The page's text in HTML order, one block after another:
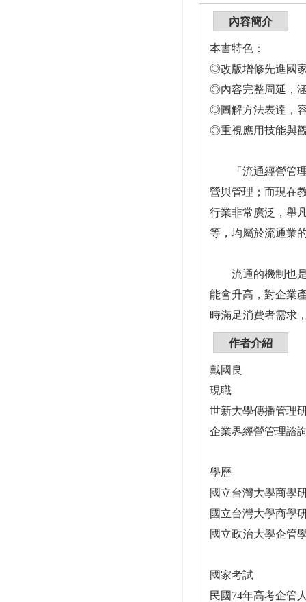
內容簡介
本書特色：
◎改版增修先進國
◎內容完整周延，
◎圖解方法表達，
◎重視應用技能與
「流通經營管理
營與管理；而現在
行業非常廣泛，舉
等，均屬於流通業
流通的機制也是
能會升高，對企業
時滿足消費者需求
作者介紹
戴國良
現職
世新大學傳播管理
企業界經營管理諮
學歷
國立台灣大學商學
國立台灣大學商學
國立政治大學企管
國家考試
民國74年高考企管